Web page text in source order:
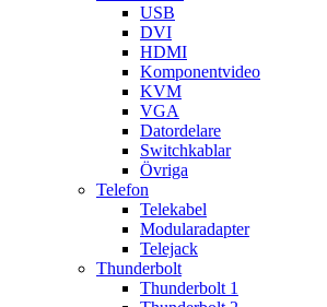
USB
DVI
HDMI
Komponentvideo
KVM
VGA
Datordelare
Switchkablar
Övriga
Telefon
Telekabel
Modularadapter
Telejack
Thunderbolt
Thunderbolt 1